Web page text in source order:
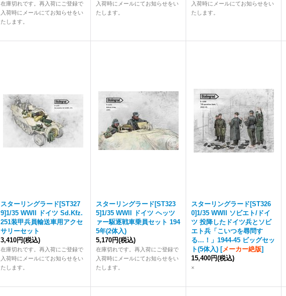
在庫切れです。再入荷にご登録で
入荷時にメールにてお知らせをい
たします。
入荷時にメールにてお知らせをい
たします。
入荷時にメールにてお知らせをい
たします。
スターリングラード[ST327
9]1/35 WWII ドイツ Sd.Kfz.
251装甲兵員輸送車用アクセ
サリーセット
3,410円(税込)
在庫切れです。再入荷にご登録で
入荷時にメールにてお知らせをい
たします。
スターリングラード[ST323
5]1/35 WWII ドイツ ヘッツ
ァー駆逐戦車乗員セット 194
5年(2体入)
5,170円(税込)
在庫切れです。再入荷にご登録で
入荷時にメールにてお知らせをい
たします。
スターリングラード[ST326
0]1/35 WWII ソビエト/ドイ
ツ 投降したドイツ兵とソビ
エト兵「こいつを尋問す
る…！」1944-45 ビッグセッ
ト(5体入) [メーカー絶版]
15,400円(税込)
×